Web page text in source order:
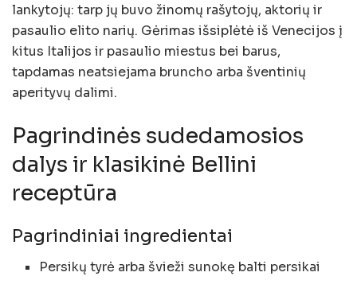
lankytojų: tarp jų buvo žinomų rašytojų, aktorių ir
pasaulio elito narių. Gėrimas išsiplėtė iš Venecijos į
kitus Italijos ir pasaulio miestus bei barus,
tapdamas neatsiejama bruncho arba šventinių
aperityvų dalimi.
Pagrindinės sudedamosios
dalys ir klasikinė Bellini
receptūra
Pagrindiniai ingredientai
Persikų tyrė arba švieži sunokę balti persikai